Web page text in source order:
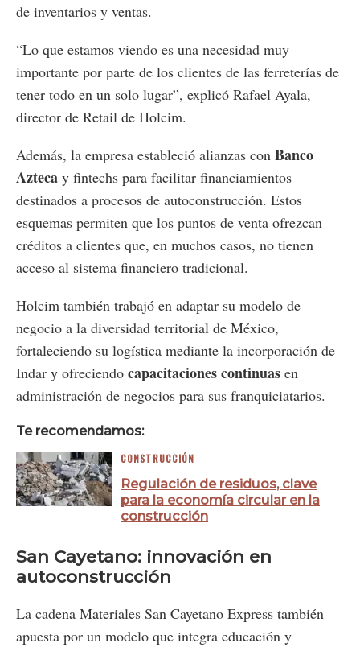
de inventarios y ventas.
“Lo que estamos viendo es una necesidad muy
importante por parte de los clientes de las ferreterías de
tener todo en un solo lugar”, explicó Rafael Ayala,
director de Retail de Holcim.
Además, la empresa estableció alianzas con Banco
Azteca y fintechs para facilitar financiamientos
destinados a procesos de autoconstrucción. Estos
esquemas permiten que los puntos de venta ofrezcan
créditos a clientes que, en muchos casos, no tienen
acceso al sistema financiero tradicional.
Holcim también trabajó en adaptar su modelo de
negocio a la diversidad territorial de México,
fortaleciendo su logística mediante la incorporación de
Indar y ofreciendo capacitaciones continuas en
administración de negocios para sus franquiciatarios.
Te recomendamos:
CONSTRUCCIÓN
Regulación de residuos, clave
para la economía circular en la
construcción
San Cayetano: innovación en
autoconstrucción
La cadena Materiales San Cayetano Express también
apuesta por un modelo que integra educación y